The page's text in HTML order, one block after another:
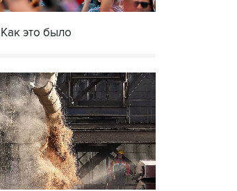
это было